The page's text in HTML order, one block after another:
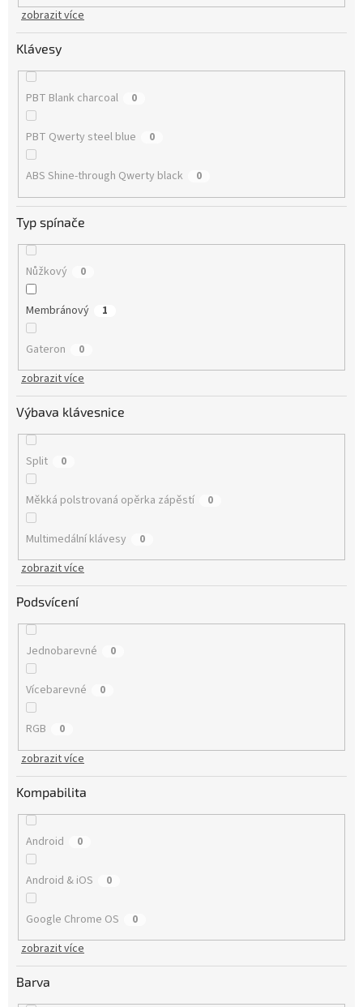
zobrazit více
Klávesy
PBT Blank charcoal 0
PBT Qwerty steel blue 0
ABS Shine-through Qwerty black 0
Typ spínače
Nůžkový 0
Membránový 1
Gateron 0
zobrazit více
Výbava klávesnice
Split 0
Měkká polstrovaná opěrka zápěstí 0
Multimedální klávesy 0
zobrazit více
Podsvícení
Jednobarevné 0
Vícebarevné 0
RGB 0
zobrazit více
Kompabilita
Android 0
Android & iOS 0
Google Chrome OS 0
zobrazit více
Barva